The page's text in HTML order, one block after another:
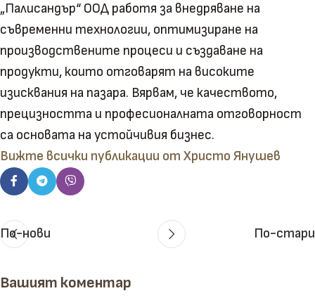
„Палисандър“ ООД работя за внедряване на
съвременни технологии, оптимизиране на
производствените процеси и създаване на
продукти, които отговарят на високите
изисквания на пазара. Вярвам, че качеството,
прецизността и професионалната отговорност
са основата на устойчивия бизнес.
Вижте всички публикации от Христо Янушев
По-нови По-стари
Вашият коментар